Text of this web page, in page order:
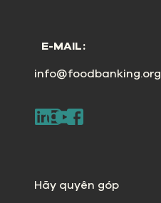
E-MAIL:
info@foodbanking.org
Hãy quyên góp